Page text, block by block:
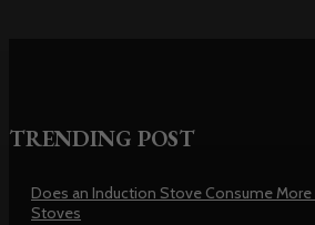
TRENDING POST
Does an Induction Stove Consume More
Stoves